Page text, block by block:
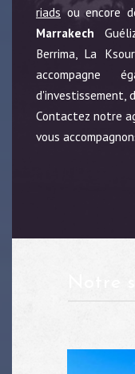
riads ou encore
Marrakech
Berrima, La
accompagne
d'investissement,
Contactez notre
vous